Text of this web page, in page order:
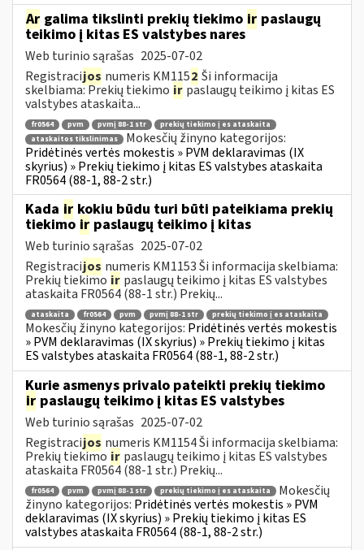
Ar galima tikslinti prekių tiekimo ir paslaugų
teikimo į kitas ES valstybes nares
Web turinio sąrašas 2025-07-02
Registracijos numeris KM1152 Ši informacija
skelbiama: Prekių tiekimo ir paslaugų teikimo į kitas ES
valstybes ataskaita...
fr0564 pvm pvmį 88-1 str
prekių tiekimo į es ataskaita
ataskaitos tikslinimas
Mokesčių žinyno kategorijos:
Pridėtinės vertės mokestis » PVM deklaravimas (IX
skyrius) » Prekių tiekimo į kitas ES valstybes ataskaita
FR0564 (88-1, 88-2 str.)
Kada ir kokiu būdu turi būti pateikiama prekių
tiekimo ir paslaugų teikimo į kitas
Web turinio sąrašas 2025-07-02
Registracijos numeris KM1153 Ši informacija skelbiama:
Prekių tiekimo ir paslaugų teikimo į kitas ES valstybes
ataskaita FR0564 (88-1 str.) Prekių...
ataskaita fr0564 pvm pvmį 88-1 str prekių tiekimo į es ataskaita
Mokesčių žinyno kategorijos: Pridėtinės vertės mokestis
» PVM deklaravimas (IX skyrius) » Prekių tiekimo į kitas
ES valstybes ataskaita FR0564 (88-1, 88-2 str.)
Kurie asmenys privalo pateikti prekių tiekimo
ir paslaugų teikimo į kitas ES valstybes
Web turinio sąrašas 2025-07-02
Registracijos numeris KM1154 Ši informacija skelbiama:
Prekių tiekimo ir paslaugų teikimo į kitas ES valstybes
ataskaita FR0564 (88-1 str.) Prekių...
fr0564 pvm pvmį 88-1 str prekių tiekimo į es ataskaita
Mokesčių
žinyno kategorijos: Pridėtinės vertės mokestis » PVM
deklaravimas (IX skyrius) » Prekių tiekimo į kitas ES
valstybes ataskaita FR0564 (88-1, 88-2 str.)